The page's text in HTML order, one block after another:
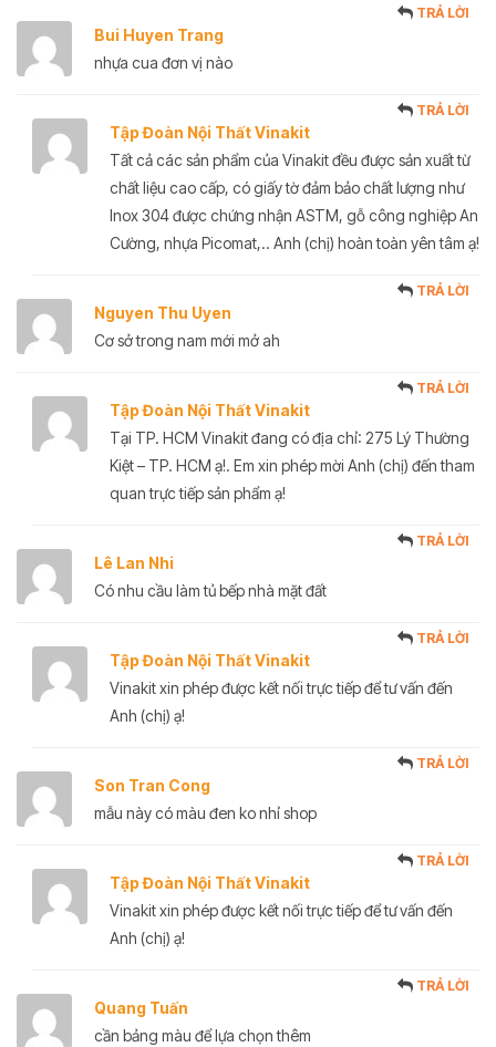
Bui Huyen Trang
TRẢ LỜI
nhựa cua đơn vị nào
Tập Đoàn Nội Thất Vinakit
TRẢ LỜI
Tất cả các sản phẩm của Vinakit đều được sản xuất từ
chất liệu cao cấp, có giấy tờ đảm bảo chất lượng như
Inox 304 được chứng nhận ASTM, gỗ công nghiệp An
Cường, nhựa Picomat,.. Anh (chị) hoàn toàn yên tâm ạ!
Nguyen Thu Uyen
TRẢ LỜI
Cơ sở trong nam mới mở ah
Tập Đoàn Nội Thất Vinakit
TRẢ LỜI
Tại TP. HCM Vinakit đang có địa chỉ: 275 Lý Thường
Kiệt – TP. HCM ạ!. Em xin phép mời Anh (chị) đến tham
quan trực tiếp sản phẩm ạ!
Lê Lan Nhi
TRẢ LỜI
Có nhu cầu làm tủ bếp nhà mặt đất
Tập Đoàn Nội Thất Vinakit
TRẢ LỜI
Vinakit xin phép được kết nối trực tiếp để tư vấn đến
Anh (chị) ạ!
Son Tran Cong
TRẢ LỜI
mẫu này có màu đen ko nhỉ shop
Tập Đoàn Nội Thất Vinakit
TRẢ LỜI
Vinakit xin phép được kết nối trực tiếp để tư vấn đến
Anh (chị) ạ!
Quang Tuấn
TRẢ LỜI
cần bảng màu để lựa chọn thêm